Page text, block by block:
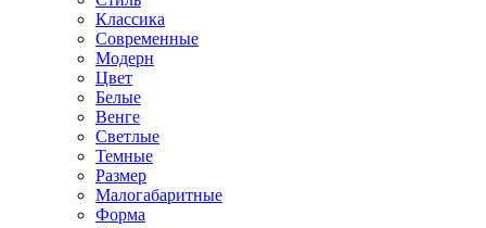
Классика
Современные
Модерн
Цвет
Белые
Венге
Светлые
Темные
Размер
Малогабаритные
Форма